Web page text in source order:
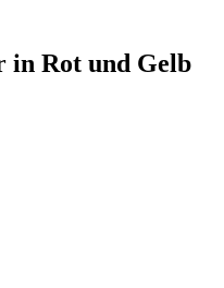
in Rot und Gelb